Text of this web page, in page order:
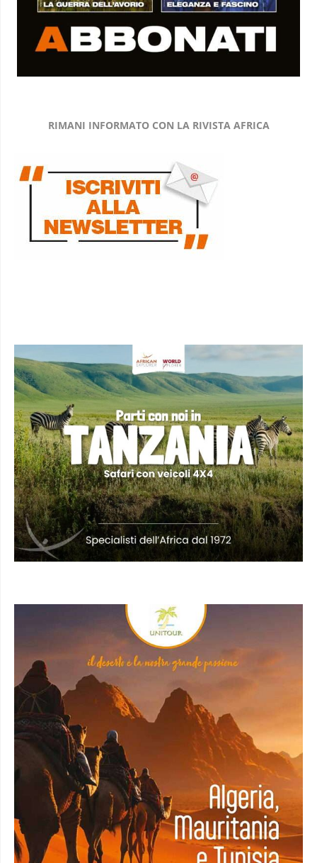
RIMANI INFORMATO CON LA RIVISTA AFRICA